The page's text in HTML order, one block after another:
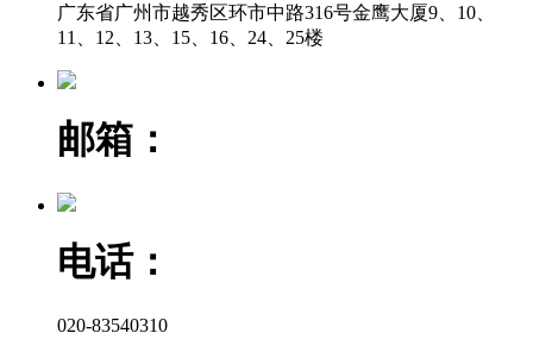
广东省广州市越秀区环市中路316号金鹰大厦9、10、
11、12、13、15、16、24、25楼
邮箱：
电话：
020-83540310